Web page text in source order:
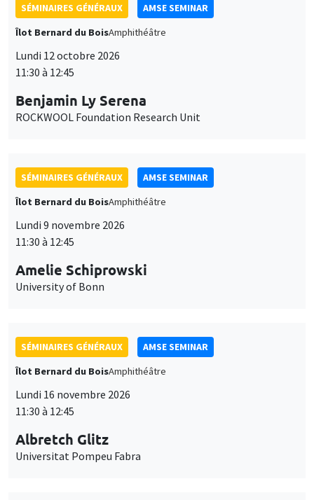
SÉMINAIRES GÉNÉRAUX
AMSE SEMINAR
Îlot Bernard du BoisAmphithéâtre
Lundi 12 octobre 2026
11:30 à 12:45
Benjamin Ly Serena
ROCKWOOL Foundation Research Unit
SÉMINAIRES GÉNÉRAUX
AMSE SEMINAR
Îlot Bernard du BoisAmphithéâtre
Lundi 9 novembre 2026
11:30 à 12:45
Amelie Schiprowski
University of Bonn
SÉMINAIRES GÉNÉRAUX
AMSE SEMINAR
Îlot Bernard du BoisAmphithéâtre
Lundi 16 novembre 2026
11:30 à 12:45
Albretch Glitz
Universitat Pompeu Fabra